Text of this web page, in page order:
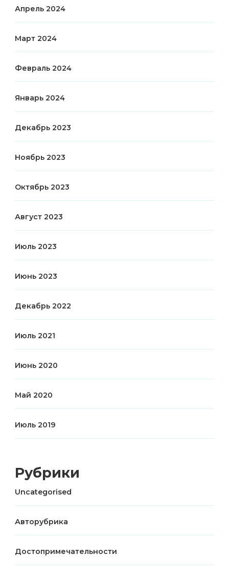
Апрель 2024
Март 2024
Февраль 2024
Январь 2024
Декабрь 2023
Ноябрь 2023
Октябрь 2023
Август 2023
Июль 2023
Июнь 2023
Декабрь 2022
Июль 2021
Июнь 2020
Май 2020
Июль 2019
Рубрики
Uncategorised
Авторубрика
Достопримечательности